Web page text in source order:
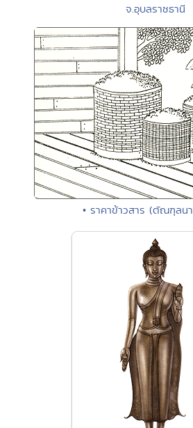
จ.อุบลราชธานี
• ราคาข้าวสาร (ตัณฑุลน